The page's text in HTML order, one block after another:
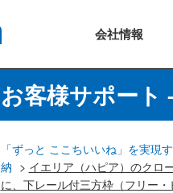
会社情報
お客様サポート
「ずっと ここちいいね」を実
納 > イエリア（ハピア）のクロ
に、下レール付三方枠（フリー